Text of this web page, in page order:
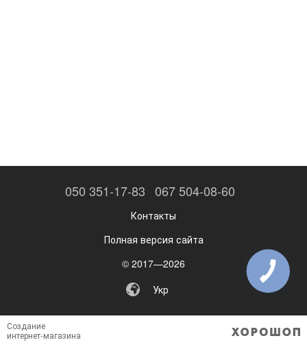
050 351-17-83 067 504-08-60
Контакты
Полная версия сайта
© 2017—2026
Укр
Создание
интернет-магазина
КНОПКА
ЗВ'ЯЗКУ